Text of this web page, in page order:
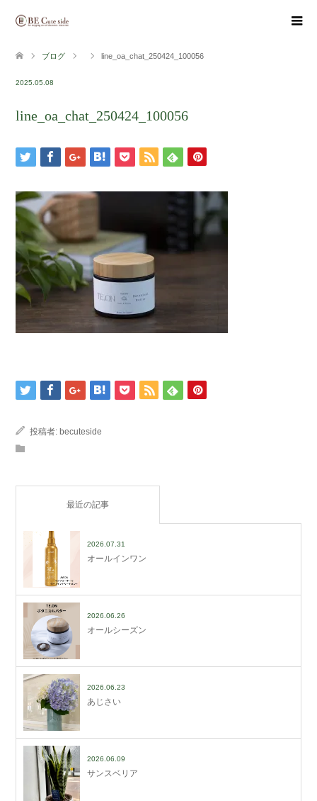
ブログ line_oa_chat_250424_100056
2025.05.08
line_oa_chat_250424_100056
投稿者: becuteside
最近の記事
2026.07.31
オールインワン
2026.06.26
オールシーズン
2026.06.23
あじさい
2026.06.09
サンスベリア